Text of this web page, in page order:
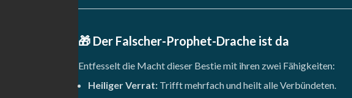
🎁 Der Falscher-Prophet-Drache ist da
Entfesselt die Macht dieser Bestie mit ihren zwei Fähigkeiten:
Heiliger Verrat: Trifft mehrfach und heilt alle Verbündeten.